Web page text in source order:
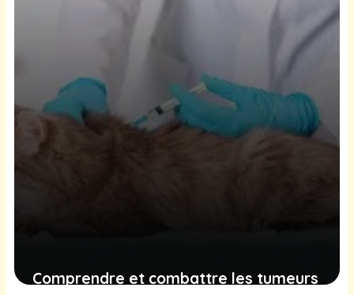
Comprendre et combattre les tumeurs